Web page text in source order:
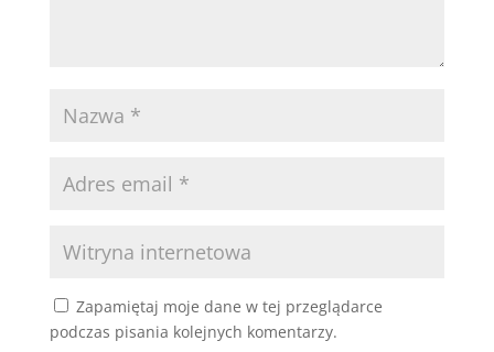
Zapamiętaj moje dane w tej przeglądarce
podczas pisania kolejnych komentarzy.